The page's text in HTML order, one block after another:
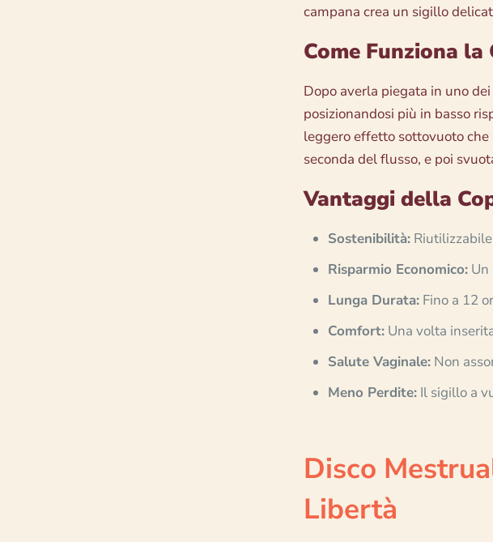
campana crea un sigillo
Come Funziona
Dopo averla piegata in uno
posizionandosi più in basso
leggero effetto sottovuoto che
seconda del flusso, e poi
Vantaggi della
Sostenibilità:
Risparmio Economico:Un
Lunga Durata:Fino a 12
Comfort:Una volta
Salute Vaginale:Non
Meno Perdite:Il sigillo a
Disco
Libertà